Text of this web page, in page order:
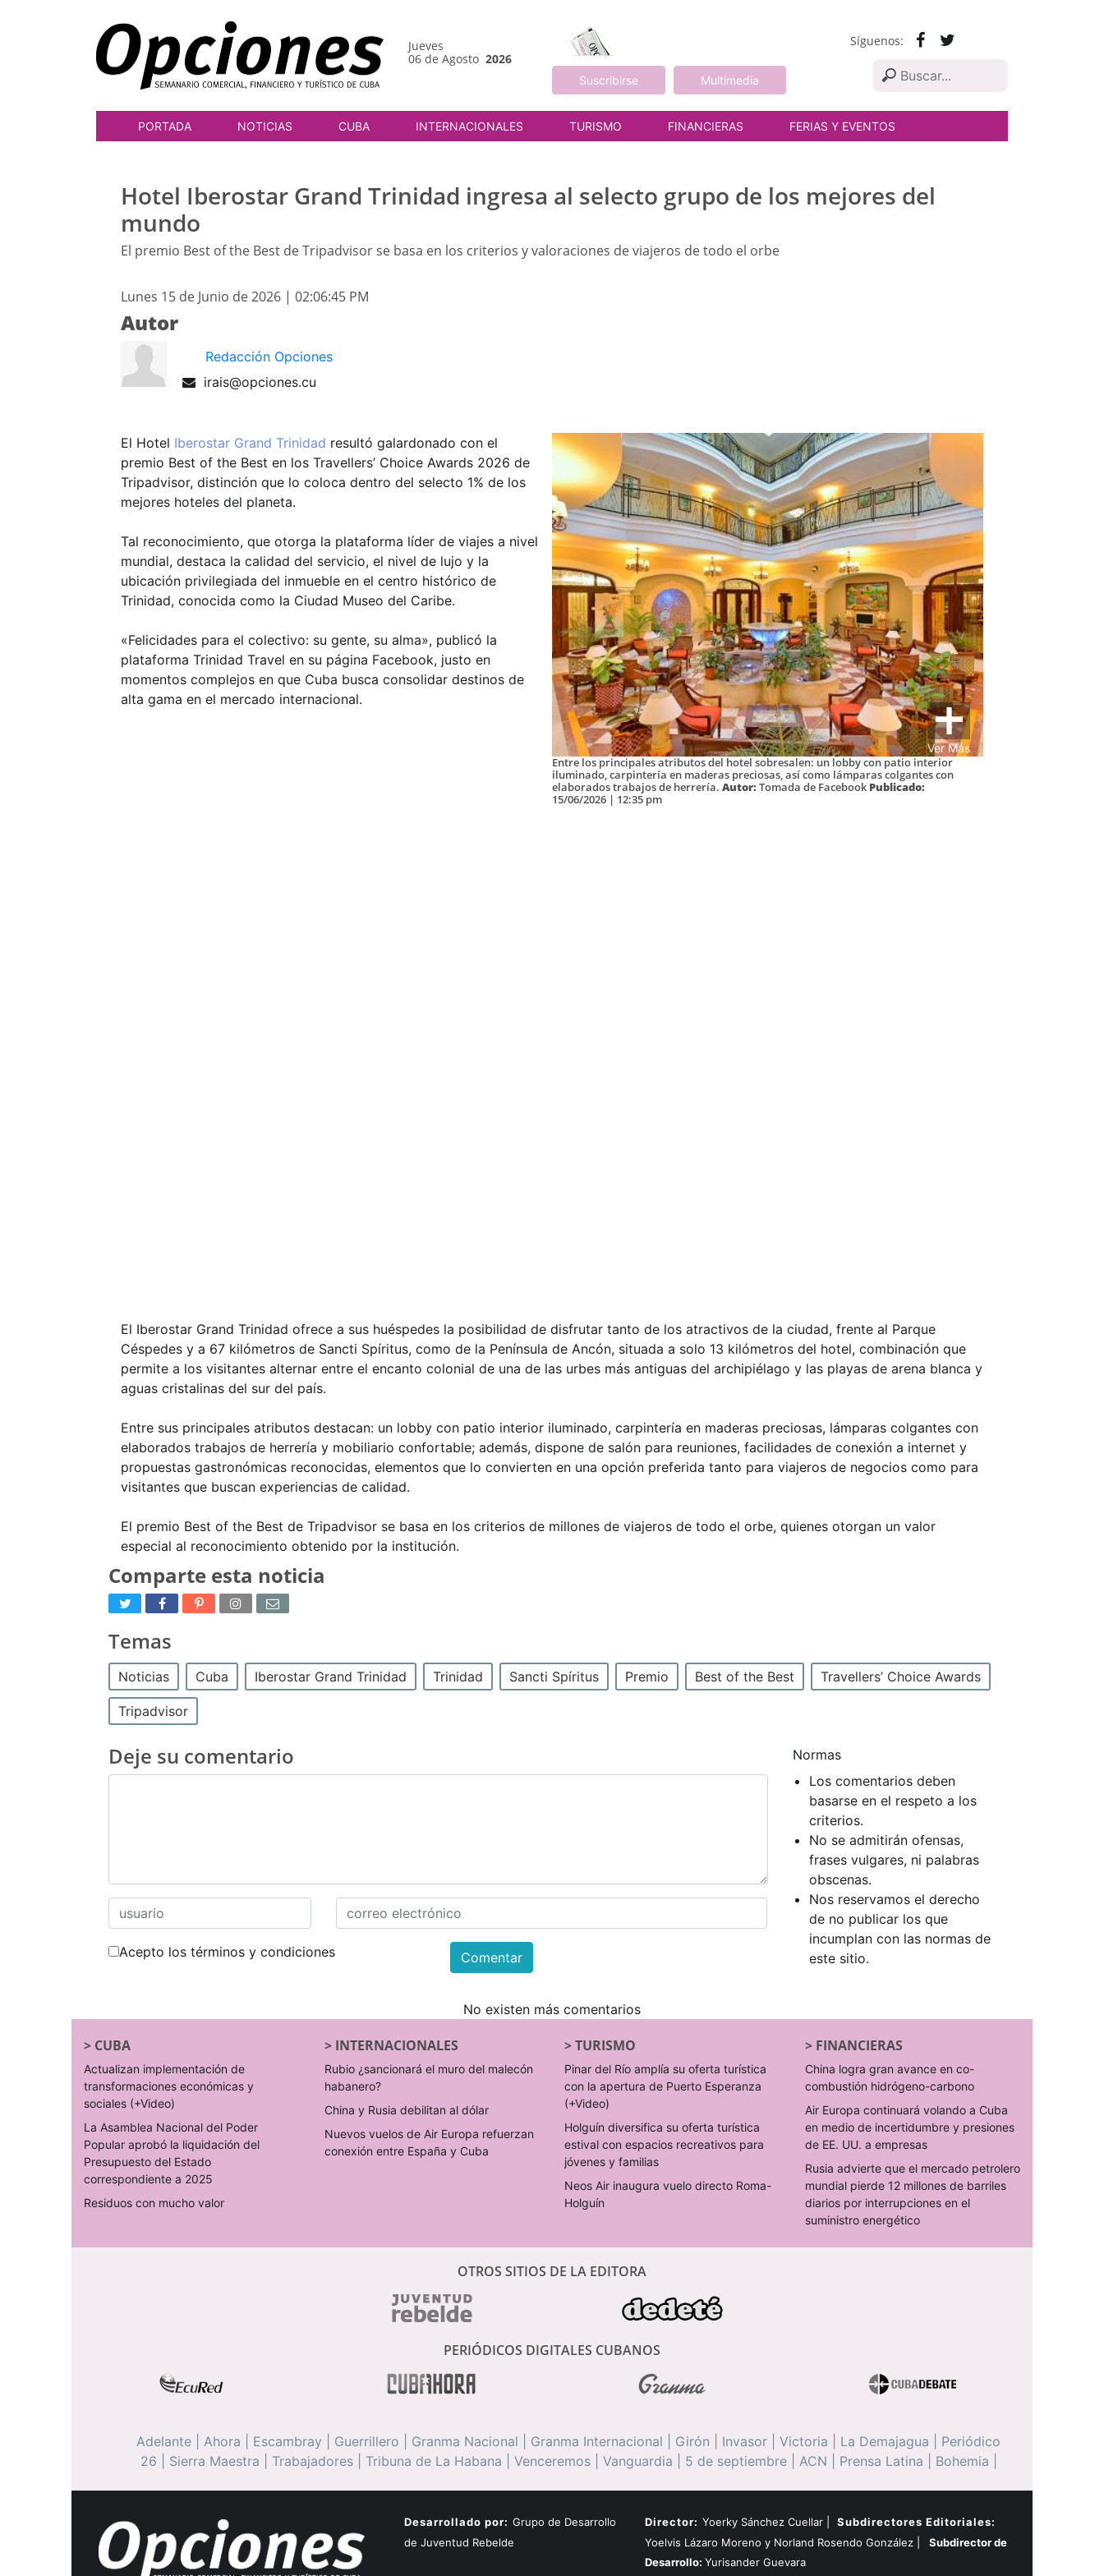
Jueves
06 de Agosto 2026
Suscribirse Multimedia
Síguenos:
PORTADA NOTICIAS CUBA INTERNACIONALES TURISMO FINANCIERAS FERIAS Y EVENTOS
Hotel Iberostar Grand Trinidad ingresa al selecto grupo de los mejores del
mundo
El premio Best of the Best de Tripadvisor se basa en los criterios y valoraciones de viajeros de todo el orbe
Lunes 15 de Junio de 2026 | 02:06:45 PM
Autor
Redacción Opciones
irais@opciones.cu
Ver Más
Entre los principales atributos del hotel sobresalen: un lobby con patio interior
iluminado, carpintería en maderas preciosas, así como lámparas colgantes con
elaborados trabajos de herrería. Autor: Tomada de Facebook Publicado:
15/06/2026 | 12:35 pm
El Hotel Iberostar Grand Trinidad resultó galardonado con el
premio Best of the Best en los Travellers’ Choice Awards 2026 de
Tripadvisor, distinción que lo coloca dentro del selecto 1% de los
mejores hoteles del planeta.
Tal reconocimiento, que otorga la plataforma líder de viajes a nivel
mundial, destaca la calidad del servicio, el nivel de lujo y la
ubicación privilegiada del inmueble en el centro histórico de
Trinidad, conocida como la Ciudad Museo del Caribe.
«Felicidades para el colectivo: su gente, su alma», publicó la
plataforma Trinidad Travel en su página Facebook, justo en
momentos complejos en que Cuba busca consolidar destinos de
alta gama en el mercado internacional.
El Iberostar Grand Trinidad ofrece a sus huéspedes la posibilidad de disfrutar tanto de los atractivos de la ciudad, frente al Parque
Céspedes y a 67 kilómetros de Sancti Spíritus, como de la Península de Ancón, situada a solo 13 kilómetros del hotel, combinación que
permite a los visitantes alternar entre el encanto colonial de una de las urbes más antiguas del archipiélago y las playas de arena blanca y
aguas cristalinas del sur del país.
Entre sus principales atributos destacan: un lobby con patio interior iluminado, carpintería en maderas preciosas, lámparas colgantes con
elaborados trabajos de herrería y mobiliario confortable; además, dispone de salón para reuniones, facilidades de conexión a internet y
propuestas gastronómicas reconocidas, elementos que lo convierten en una opción preferida tanto para viajeros de negocios como para
visitantes que buscan experiencias de calidad.
El premio Best of the Best de Tripadvisor se basa en los criterios de millones de viajeros de todo el orbe, quienes otorgan un valor
especial al reconocimiento obtenido por la institución.
Comparte esta noticia
Temas
Noticias Cuba Iberostar Grand Trinidad Trinidad Sancti Spíritus Premio Best of the Best Travellers’ Choice Awards
Tripadvisor
Deje su comentario
Acepto los términos y condiciones Comentar
Normas
Los comentarios deben
basarse en el respeto a los
criterios.
No se admitirán ofensas,
frases vulgares, ni palabras
obscenas.
Nos reservamos el derecho
de no publicar los que
incumplan con las normas de
este sitio.
No existen más comentarios
> CUBA
Actualizan implementación de
transformaciones económicas y
sociales (+Video)
La Asamblea Nacional del Poder
Popular aprobó la liquidación del
Presupuesto del Estado
correspondiente a 2025
Residuos con mucho valor
> INTERNACIONALES
Rubio ¿sancionará el muro del malecón
habanero?
China y Rusia debilitan al dólar
Nuevos vuelos de Air Europa refuerzan
conexión entre España y Cuba
>TURISMO
Pinar del Río amplía su oferta turística
con la apertura de Puerto Esperanza
(+Video)
Holguín diversifica su oferta turística
estival con espacios recreativos para
jóvenes y familias
Neos Air inaugura vuelo directo Roma-
Holguín
> FINANCIERAS
China logra gran avance en co-
combustión hidrógeno-carbono
Air Europa continuará volando a Cuba
en medio de incertidumbre y presiones
de EE. UU. a empresas
Rusia advierte que el mercado petrolero
mundial pierde 12 millones de barriles
diarios por interrupciones en el
suministro energético
OTROS SITIOS DE LA EDITORA
PERIÓDICOS DIGITALES CUBANOS
Adelante Ahora Escambray Guerrillero Granma Nacional Granma Internacional Girón Invasor Victoria La Demajagua
Periódico
26
Sierra Maestra Trabajadores| Tribuna de La Habana Venceremos| Vanguardia 5 de septiembre| ACN Prensa Latina Bohemia
Desarrollado por: Grupo de Desarrollo
de Juventud Rebelde
Director: Yoerky Sánchez Cuellar |
Subdirectores Editoriales:
Yoelvis Lázaro Moreno y Norland Rosendo González |
Subdirector de
Desarrollo: Yurisander Guevara